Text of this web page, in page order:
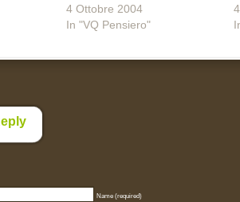
4 Ottobre 2004
In "VQ Pensiero"
Name (required)